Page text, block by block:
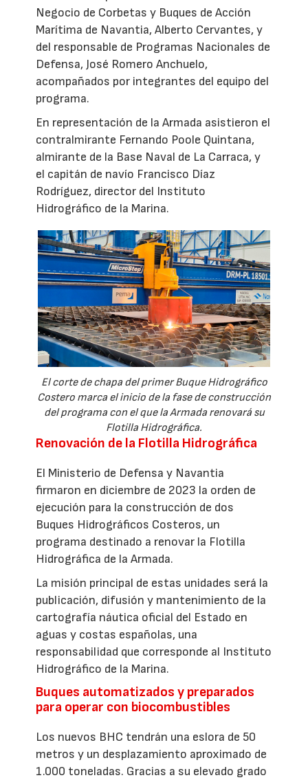
Negocio de Corbetas y Buques de Acción
Marítima de Navantia, Alberto Cervantes, y
del responsable de Programas Nacionales de
Defensa, José Romero Anchuelo,
acompañados por integrantes del equipo del
programa.
En representación de la Armada asistieron el
contralmirante Fernando Poole Quintana,
almirante de la Base Naval de La Carraca, y
el capitán de navío Francisco Díaz
Rodríguez, director del Instituto
Hidrográfico de la Marina.
El corte de chapa del primer Buque Hidrográfico
Costero marca el inicio de la fase de construcción
del programa con el que la Armada renovará su
Flotilla Hidrográfica.
Renovación de la Flotilla Hidrográfica
El Ministerio de Defensa y Navantia
firmaron en diciembre de 2023 la orden de
ejecución para la construcción de dos
Buques Hidrográficos Costeros, un
programa destinado a renovar la Flotilla
Hidrográfica de la Armada.
La misión principal de estas unidades será la
publicación, difusión y mantenimiento de la
cartografía náutica oficial del Estado en
aguas y costas españolas, una
responsabilidad que corresponde al Instituto
Hidrográfico de la Marina.
Buques automatizados y preparados
para operar con biocombustibles
Los nuevos BHC tendrán una eslora de 50
metros y un desplazamiento aproximado de
1.000 toneladas. Gracias a su elevado grado